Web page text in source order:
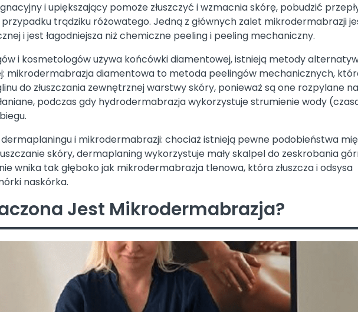
i upiększający pomoże złuszczyć i wzmacnia skórę, pobudzić
trądziku różowatego. Jedną z głównych zalet mikrodermabrazji
i jest łagodniejsza niż chemiczne peeling i peeling mechaniczny.
i kosmetologów używa końcówki diamentowej, istnieją metody
mikrodermabrazja diamentowa to metoda peelingów mechanicznych,
do złuszczania zewnętrznej warstwy skóry, ponieważ są one rozpylane na
podczas gdy hydrodermabrazja wykorzystuje strumienie wody
i mikrodermabrazji: chociaż istnieją pewne podobieństwa
skóry, dermaplaning wykorzystuje mały skalpel do zeskrobania
wnika tak głęboko jak mikrodermabrazja tlenowa, która złuszcza i odsysa
naskórka.
Jest Mikrodermabrazja?